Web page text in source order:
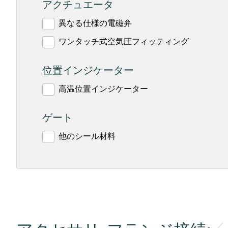
アクチュエータ
異なる仕様の電磁弁
ワンタッチ式空気圧フィッティング
位置インジケーター
高温位置インジケーター
ゲート
他のシール材料